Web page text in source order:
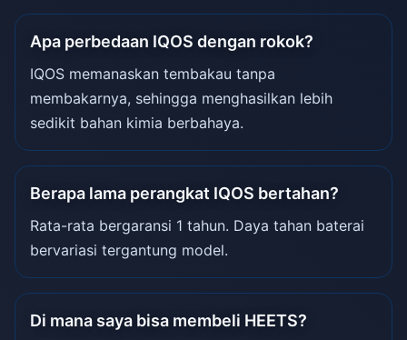
Apa perbedaan IQOS dengan rokok?
IQOS memanaskan tembakau tanpa
membakarnya, sehingga menghasilkan lebih
sedikit bahan kimia berbahaya.
Berapa lama perangkat IQOS bertahan?
Rata-rata bergaransi 1 tahun. Daya tahan baterai
bervariasi tergantung model.
Di mana saya bisa membeli HEETS?